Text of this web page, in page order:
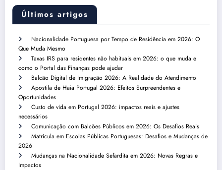
Últimos artigos
Nacionalidade Portuguesa por Tempo de Residência em 2026: O
Que Muda Mesmo
Taxas IRS para residentes não habituais em 2026: o que muda e
como o Portal das Finanças pode ajudar
Balcão Digital de Imigração 2026: A Realidade do Atendimento
Apostila de Haia Portugal 2026: Efeitos Surpreendentes e
Oportunidades
Custo de vida em Portugal 2026: impactos reais e ajustes
necessários
Comunicação com Balcões Públicos em 2026: Os Desafios Reais
Matrícula em Escolas Públicas Portuguesas: Desafios e Mudanças de
2026
Mudanças na Nacionalidade Sefardita em 2026: Novas Regras e
Impactos